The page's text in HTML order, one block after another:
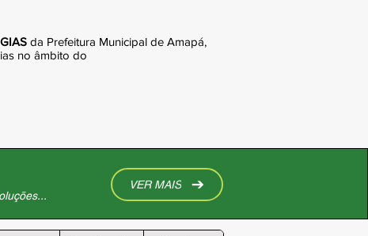
da Prefeitura Municipal de Amapá,
no âmbito do
VER MAIS